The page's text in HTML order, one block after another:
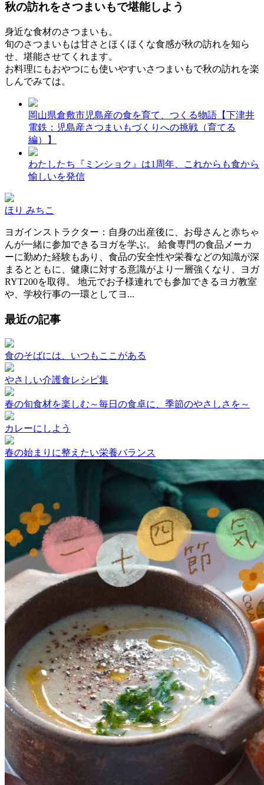
秋の訪れをさつまいもで堪能しよう
身近な食材のさつまいも。
旬のさつまいもは甘さとほくほくな食感が秋の訪れを知ら
せ、堪能させてくれます。
お料理にもおやつにも使いやすいさつまいもで秋の訪れを楽
しんでみては。
岡山県倉敷市児島産の食を育て、つくる物語【下津井
電鉄：児島産さつまいもづくりへの挑戦（育てる
編）】
わたしたち『ミンショク』は1周年、これからも食から
愉しいを発信
ほり みちこ
ヨガインストラクター：自身の出産後に、お母さんと赤ちゃ
んが一緒に参加できるヨガを学ぶ。 給食専門の食品メーカ
ーに勤めた経験もあり、食品の安全性や栄養などの知識が深
まるとともに、健康に対する意識がより一層強くなり、ヨガ
RYT200を取得。 地元でお子様連れでも参加できるヨガ教室
や、学校行事の一環としてヨ...
最近の記事
食のそばには、いつもここがある
やさしい介護食レシピ集
春の旬食材を楽しむ～毎日の食卓に、季節のやさしさを～
カレーにしよう
春の始まりに整えたい栄養バランス